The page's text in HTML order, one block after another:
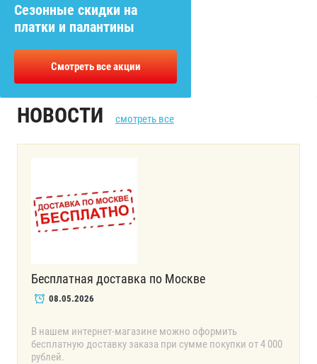
Сезонные скидки на
платки и палантины
Смотреть все акции
НОВОСТИ смотреть все
Бесплатная доставка по Москве
08.05.2026
В нашем интернет-магазине можно оформить
бесплатную доставку заказа при сумме покупки от 4 000
рублей.